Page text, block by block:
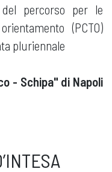
del percorso per le
(PCTO)
pluriennale
- Schipa" di Napoli